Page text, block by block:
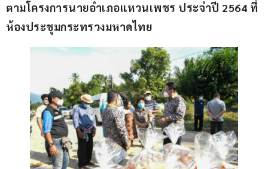
ตามโครงการนายอำเภอแหวนเพชร ประจำปี 2564 ที่
ห้องประชุมกระทรวงมหาดไทย